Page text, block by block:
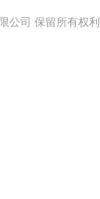
公司 保留所有权利